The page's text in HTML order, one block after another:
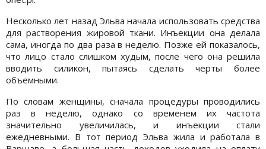
Несколько лет назад Эльва начала использовать средства
для растворения жировой ткани. Инъекции она делала
сама, иногда по два раза в неделю. Позже ей показалось,
что лицо стало слишком худым, после чего она решила
вводить силикон, пытаясь сделать черты более
объемными.
По словам женщины, сначала процедуры проводились
раз в неделю, однако со временем их частота
значительно увеличилась, и инъекции стали
ежедневными. В тот период Эльва жила и работала в